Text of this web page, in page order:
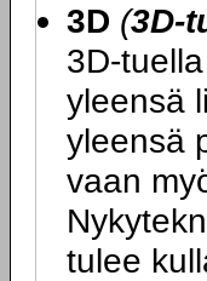
3D (3D-
3D-
yleensä
yleensä
vaan
tulee